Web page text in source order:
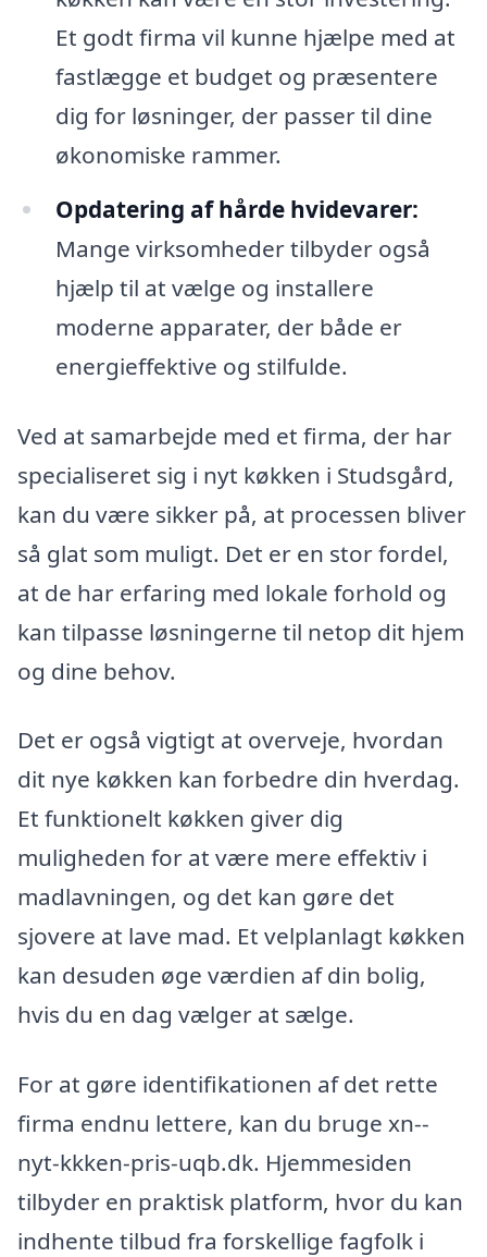
Et godt firma vil kunne hjælpe med at
fastlægge et budget og præsentere
dig for løsninger, der passer til dine
økonomiske rammer.
Opdatering af hårde hvidevarer:
Mange virksomheder tilbyder også
hjælp til at vælge og installere
moderne apparater, der både er
energieffektive og stilfulde.
Ved at samarbejde med et firma, der har
specialiseret sig i nyt køkken i Studsgård,
kan du være sikker på, at processen bliver
så glat som muligt. Det er en stor fordel,
at de har erfaring med lokale forhold og
kan tilpasse løsningerne til netop dit hjem
og dine behov.
Det er også vigtigt at overveje, hvordan
dit nye køkken kan forbedre din hverdag.
Et funktionelt køkken giver dig
muligheden for at være mere effektiv i
madlavningen, og det kan gøre det
sjovere at lave mad. Et velplanlagt køkken
kan desuden øge værdien af din bolig,
hvis du en dag vælger at sælge.
For at gøre identifikationen af det rette
firma endnu lettere, kan du bruge xn--
nyt-kkken-pris-uqb.dk. Hjemmesiden
tilbyder en praktisk platform, hvor du kan
indhente tilbud fra forskellige fagfolk i